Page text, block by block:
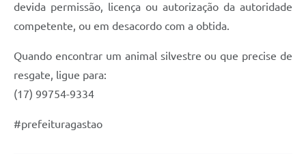
devida permissão, licença ou autorização da autoridade
competente, ou em desacordo com a obtida.
Quando encontrar um animal silvestre ou que precise de
resgate, ligue para:
(17) 99754-9334
#prefeituragastao